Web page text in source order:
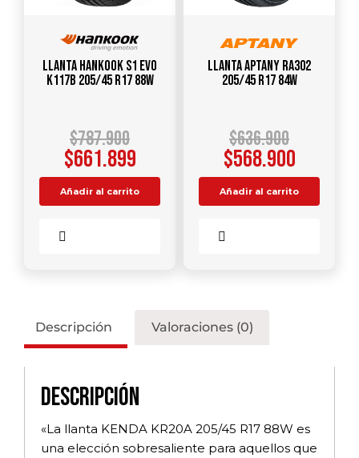
Llanta HANKOOK S1 Evo
K117B 205/45 R17 88W
$787.900
$661.899
Añadir al carrito
Llanta APTANY RA302
205/45 R17 84W
$636.900
$568.900
Añadir al carrito
Descripción Valoraciones (0)
Descripción
«La llanta KENDA KR20A 205/45 R17 88W es
una elección sobresaliente para aquellos que